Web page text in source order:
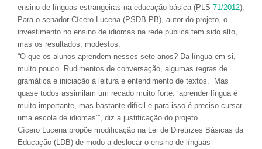
ensino de línguas estrangeiras na educação básica (PLS 71/2012).
Para o senador Cícero Lucena (PSDB-PB), autor do projeto, o
investimento no ensino de idiomas na rede pública tem sido alto,
mas os resultados, modestos.
“O que os alunos aprendem nesses sete anos? Da língua em si,
muito pouco. Rudimentos de conversação, algumas regras de
gramática e iniciação à leitura e entendimento de textos. Mas
quase todos assimilam um recado muito forte: ‘aprender língua é
muito importante, mas bastante difícil e para isso é preciso cursar
uma escola de idiomas’”, diz a justificação do projeto.
Cícero Lucena propõe modificação na Lei de Diretrizes Básicas da
Educação (LDB) de modo a deslocar o ensino de línguas